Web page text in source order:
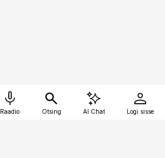
Raadio Otsing AI Chat Logi sisse